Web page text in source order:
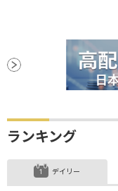
ランキング
デイリー